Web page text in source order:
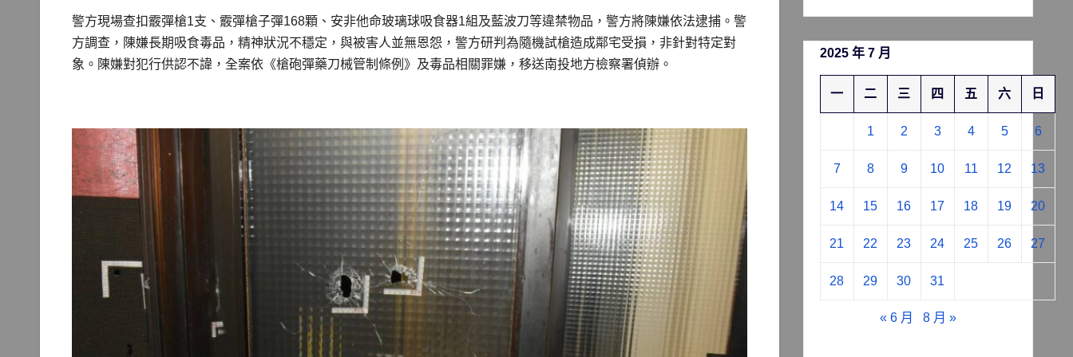
警方現場查扣霰彈槍1支、霰彈槍子彈168顆、安非他命玻璃球吸食器1組及藍波刀等違禁物品，警方將陳嫌依法逮捕。警
方調查，陳嫌長期吸食毒品，精神狀況不穩定，與被害人並無恩怨，警方研判為隨機試槍造成鄰宅受損，非針對特定對
象。陳嫌對犯行供認不諱，全案依《槍砲彈藥刀械管制條例》及毒品相關罪嫌，移送南投地方檢察署偵辦。
2025 年 7 月
一 二 三 四 五 六 日
1 2 3 4 5 6
7 8 9 10 11 12 13
14 15 16 17 18 19 20
21 22 23 24 25 26 27
28 29 30 31
« 6 月 8 月 »